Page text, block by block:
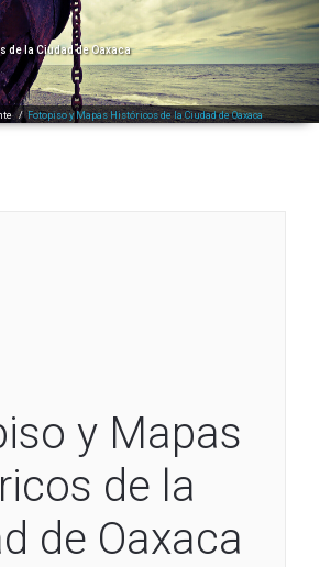
de la Ciudad de Oaxaca
/Fotopiso y Mapas Históricos de la Ciudad de Oaxaca
y Mapas
de la
de Oaxaca